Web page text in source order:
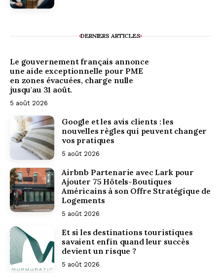
DERNIERS ARTICLES
Le gouvernement français annonce
une aide exceptionnelle pour PME
en zones évacuées, charge nulle
jusqu'au 31 août.
5 août 2026
Google et les avis clients : les
nouvelles règles qui peuvent changer
vos pratiques
5 août 2026
Airbnb Partenarie avec Lark pour
Ajouter 75 Hôtels-Boutiques
Américains à son Offre Stratégique de
Logements
5 août 2026
Et si les destinations touristiques
savaient enfin quand leur succès
devient un risque ?
5 août 2026
Apaleo
simplifie